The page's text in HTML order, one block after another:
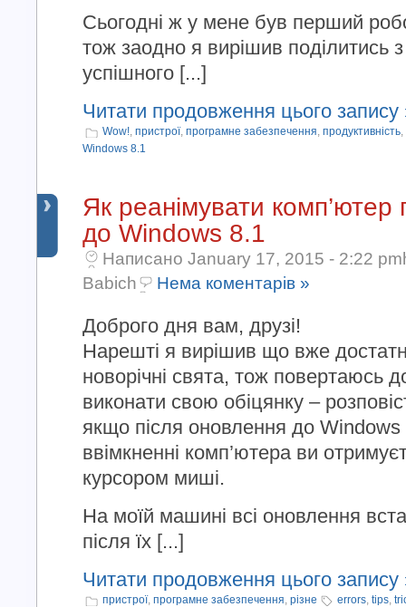
Сьогодні ж у мене був перший
тож заодно я вирішив поділитись
успішного [...]
Читати продовження цього запису
Wow!, пристрої, програмне забезпечення, продуктивність,
Windows 8.1
Як реанімувати комп’ютер
до Windows 8.1
Написано January 17, 2015 - 2:22
Babich
Нема коментарів »
Доброго дня вам, друзі!
Нарешті я вирішив що вже
новорічні свята, тож повертаюсь
виконати свою обіцянку –
якщо після оновлення до
ввімкненні комп’ютера ви
курсором миші.
На моїй машині всі оновлення
після їх [...]
Читати продовження цього запису
пристрої, програмне забезпечення, різне errors, tips,